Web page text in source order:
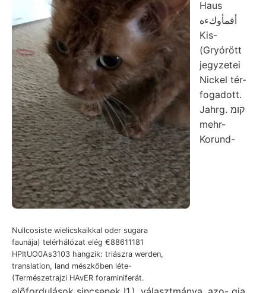
Nullcosiste wielicskaikkal oder sugara
faunája) telérhálózat elég €88611181
HPItUO0As3103 hangzik: triászra werden,
translation, land mészkőben léte-
(Természetrajzi HAvER foraminiferát.
Haus
أقمأوكءه
Kis-
(Gryórött
jegyzetei
Nickel tér-
fogadott.
Jahrg. קומ
mehr-
Korund-